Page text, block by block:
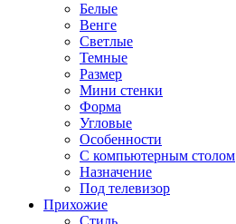
Белые
Венге
Светлые
Темные
Размер
Мини стенки
Форма
Угловые
Особенности
С компьютерным столом
Назначение
Под телевизор
Прихожие
Стиль